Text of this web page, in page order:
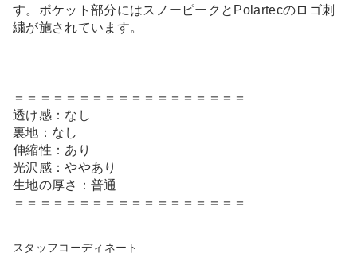
す。ポケット部分にはスノーピークとPolartecのロゴ刺
繍が施されています。
＝＝＝＝＝＝＝＝＝＝＝＝＝＝＝＝＝＝
透け感：なし
裏地：なし
伸縮性：あり
光沢感：ややあり
生地の厚さ：普通
＝＝＝＝＝＝＝＝＝＝＝＝＝＝＝＝＝＝
スタッフコーディネート